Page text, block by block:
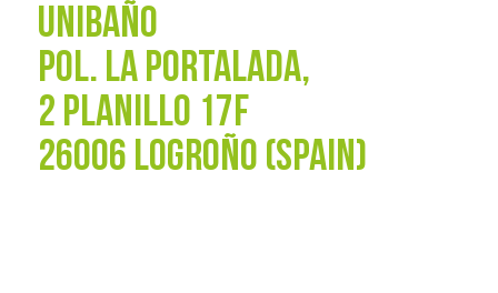
UNIBAÑO
POL. La Portalada,
2 PLANILLO 17F
26006 LOGROÑO (SPAIN)